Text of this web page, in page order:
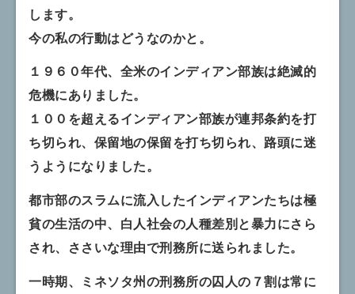
します。
今の私の行動はどうなのかと。
１９６０年代、全米のインディアン部族は絶滅的
危機にありました。
１００を超えるインディアン部族が連邦条約を打
ち切られ、保留地の保留を打ち切られ、路頭に迷
うようになりました。
都市部のスラムに流入したインディアンたちは極
貧の生活の中、白人社会の人種差別と暴力にさら
され、ささいな理由で刑務所に送られました。
一時期、ミネソタ州の刑務所の囚人の７割は常に